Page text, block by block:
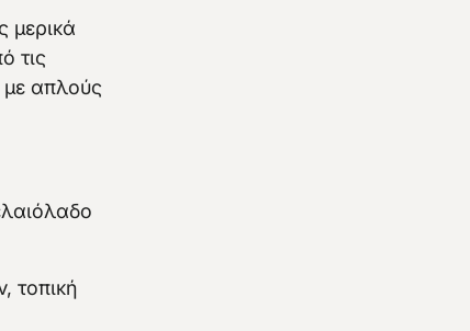
μερικά
τις
απλούς
τοπική